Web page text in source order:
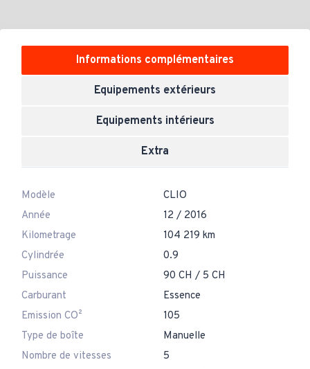
Informations complémentaires
Equipements extérieurs
Equipements intérieurs
Extra
Modèle
CLIO
Année
12 / 2016
Kilometrage
104 219 km
Cylindrée
0.9
Puissance
90 CH / 5 CH
Carburant
Essence
Emission CO²
105
Type de boîte
Manuelle
Nombre de vitesses
5